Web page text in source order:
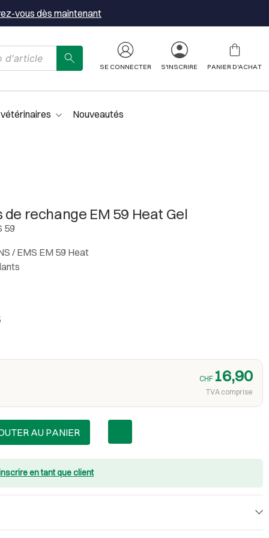
vous dès maintenant
SE CONNECTER S'INSCRIRE PANIER D'ACHAT
Nouveautés
rechange EM 59 Heat Gel
59
/ EMS EM 59 Heat
CHF 16,90
TVA comprise
AU PANIER
en tant que client